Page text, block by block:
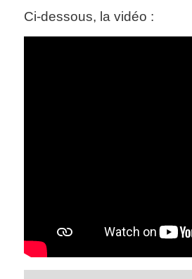
Ci-dessous, la vidéo :